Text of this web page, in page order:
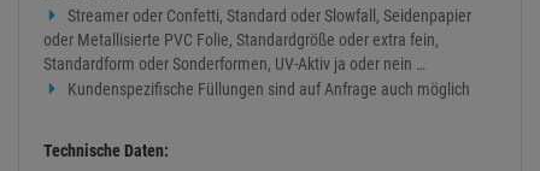
Streamer oder Confetti, Standard oder Slowfall, Seidenpapier
oder Metallisierte PVC Folie, Standardgröße oder extra fein,
Standardform oder Sonderformen, UV-Aktiv ja oder nein …
Kundenspezifische Füllungen sind auf Anfrage auch möglich
Technische Daten: